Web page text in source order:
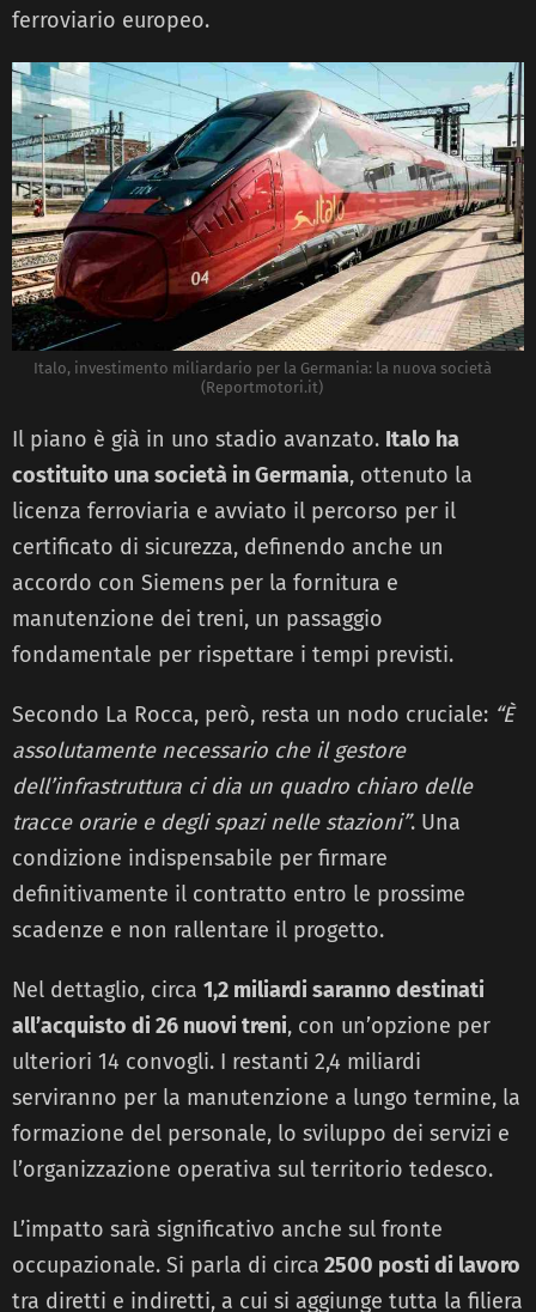
ferroviario europeo.
Italo, investimento miliardario per la Germania: la nuova società
(Reportmotori.it)
Il piano è già in uno stadio avanzato. Italo ha
costituito una società in Germania, ottenuto la
licenza ferroviaria e avviato il percorso per il
certificato di sicurezza, definendo anche un
accordo con Siemens per la fornitura e
manutenzione dei treni, un passaggio
fondamentale per rispettare i tempi previsti.
Secondo La Rocca, però, resta un nodo cruciale: “È
assolutamente necessario che il gestore
dell’infrastruttura ci dia un quadro chiaro delle
tracce orarie e degli spazi nelle stazioni”. Una
condizione indispensabile per firmare
definitivamente il contratto entro le prossime
scadenze e non rallentare il progetto.
Nel dettaglio, circa 1,2 miliardi saranno destinati
all’acquisto di 26 nuovi treni, con un’opzione per
ulteriori 14 convogli. I restanti 2,4 miliardi
serviranno per la manutenzione a lungo termine, la
formazione del personale, lo sviluppo dei servizi e
l’organizzazione operativa sul territorio tedesco.
L’impatto sarà significativo anche sul fronte
occupazionale. Si parla di circa 2500 posti di lavoro
tra diretti e indiretti, a cui si aggiunge tutta la filiera